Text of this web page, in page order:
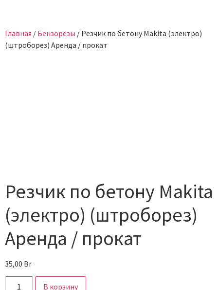
Главная / Бензорезы / Резчик по бетону Makita (электро)
(штроборез) Аренда / прокат
Резчик по бетону Makita
(электро) (штроборез)
Аренда / прокат
35,00 Br
В корзину